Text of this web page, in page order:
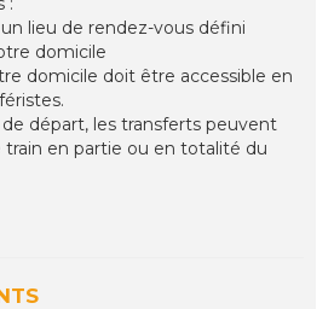
lieu de rendez-vous défini
domicile
domicile doit être accessible en
départ, les transferts peuvent
train en partie ou en totalité du